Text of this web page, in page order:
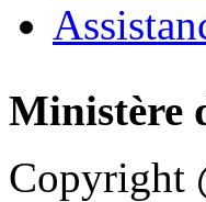
Ministère
Copyright